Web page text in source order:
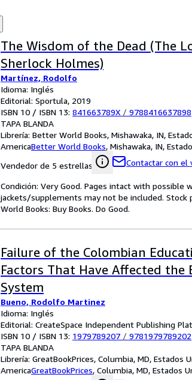
The Wisdom of the Dead (The
Sherlock Holmes)
Martínez, Rodolfo
Idioma: Inglés
Editorial: Sportula, 2019
ISBN 10 / ISBN 13: 841663789X / 9788416637898
TAPA BLANDA
Librería: Better World Books, Mishawaka, IN,
AmericaBetter World Books, Mishawaka, IN,
Vendedor de 5 estrellas
Contactar con el
Condición: Very Good. Pages intact with
jackets/supplements may not be included.
World Books: Buy Books. Do Good.
Failure of the Colombian
Factors That Have Affected the
System
Bueno, Rodolfo Martinez
Idioma: Inglés
Editorial: CreateSpace Independent Publishing
ISBN 10 / ISBN 13: 1979789207 / 9781979789202
TAPA BLANDA
Librería: GreatBookPrices, Columbia, MD, Estados
AmericaGreatBookPrices, Columbia, MD, Estados